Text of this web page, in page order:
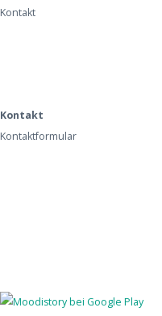
Kontakt
Kontakt
Kontaktformular